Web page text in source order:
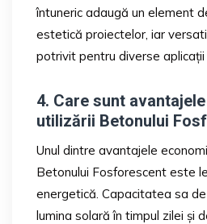
întuneric adaugă un element
estetică proiectelor, iar
potrivit pentru diverse aplicații
4. Care sunt
utilizării Betonului
Unul dintre avantajele
Betonului Fosforescent este
energetică. Capacitatea sa
lumina solară în timpul zilei și